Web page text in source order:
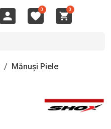
0 0
/ Mănuși Piele